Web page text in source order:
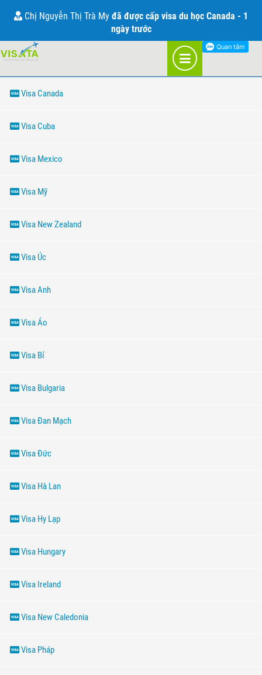
THÔNG TIN VỀ VISA
THÔNG TIN VỀ VISA
Visa Canada
Visa Cuba
Visa Mexico
Visa Mỹ
Visa New Zealand
Visa Úc
Visa Anh
Visa Áo
Visa Bỉ
Visa Bulgaria
Visa Đan Mạch
Visa Đức
Visa Hà Lan
Visa Hy Lạp
Visa Hungary
Visa Ireland
Visa New Caledonia
Visa Pháp
Chị Nguyễn Thị Trà My đã được cấp visa du học Canada - 1
ngày trước